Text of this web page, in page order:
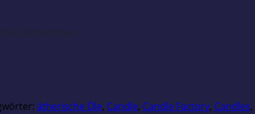
abbrennen.
ätherische Öle, Candle, Candle Factory, Candles,